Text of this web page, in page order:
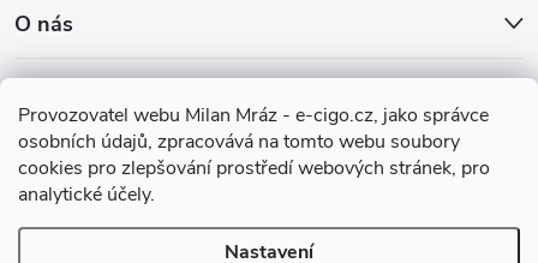
Provozovatel webu Milan Mráz - e-cigo.cz, jako správce
osobních údajů, zpracovává na tomto webu soubory
cookies pro zlepšování prostředí webových stránek, pro
analytické účely.
Nastavení
O nás
Facebook